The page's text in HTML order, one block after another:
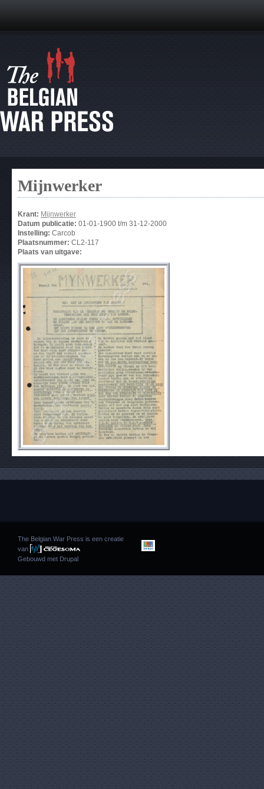
Mijnwerker
Krant: Mijnwerker
Datum publicatie: 01-01-1900 t/m 31-12-2000
Instelling: Carcob
Plaatsnummer: CL2-117
Plaats van uitgave:
The Belgian War Press is een creatie
van
Gebouwd met Drupal